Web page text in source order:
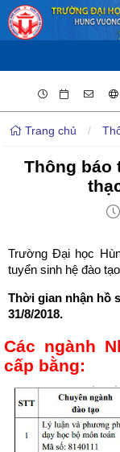
Trang chủ /
Thông báo
Trường Đại học
tuyển sinh hệ đào
Thời gian nhận hồ
31/8/2018.
Các ngành
cấp bằng: